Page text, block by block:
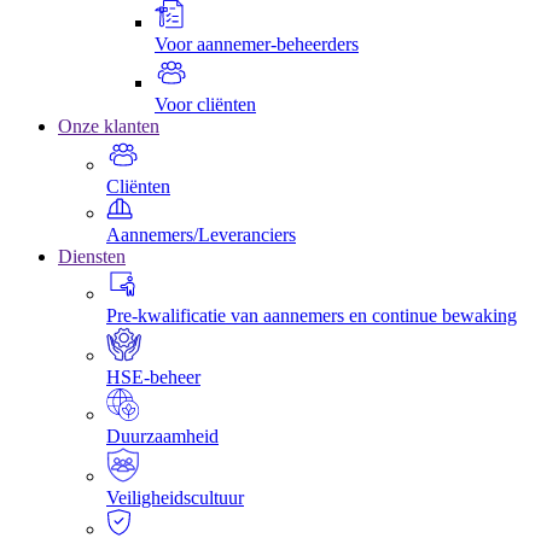
Voor aannemer-beheerders
Voor cliënten
Onze klanten
Cliënten
Aannemers/Leveranciers
Diensten
Pre-kwalificatie van aannemers en continue bewaking
HSE-beheer
Duurzaamheid
Veiligheidscultuur